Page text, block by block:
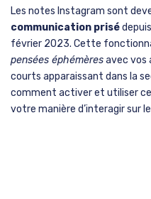
Les notes Instagram sont
communication prisé
février 2023. Cette
pensées éphémèresavec vos
courts apparaissant dans la
comment activer et utiliser
votre manière d’interagir sur